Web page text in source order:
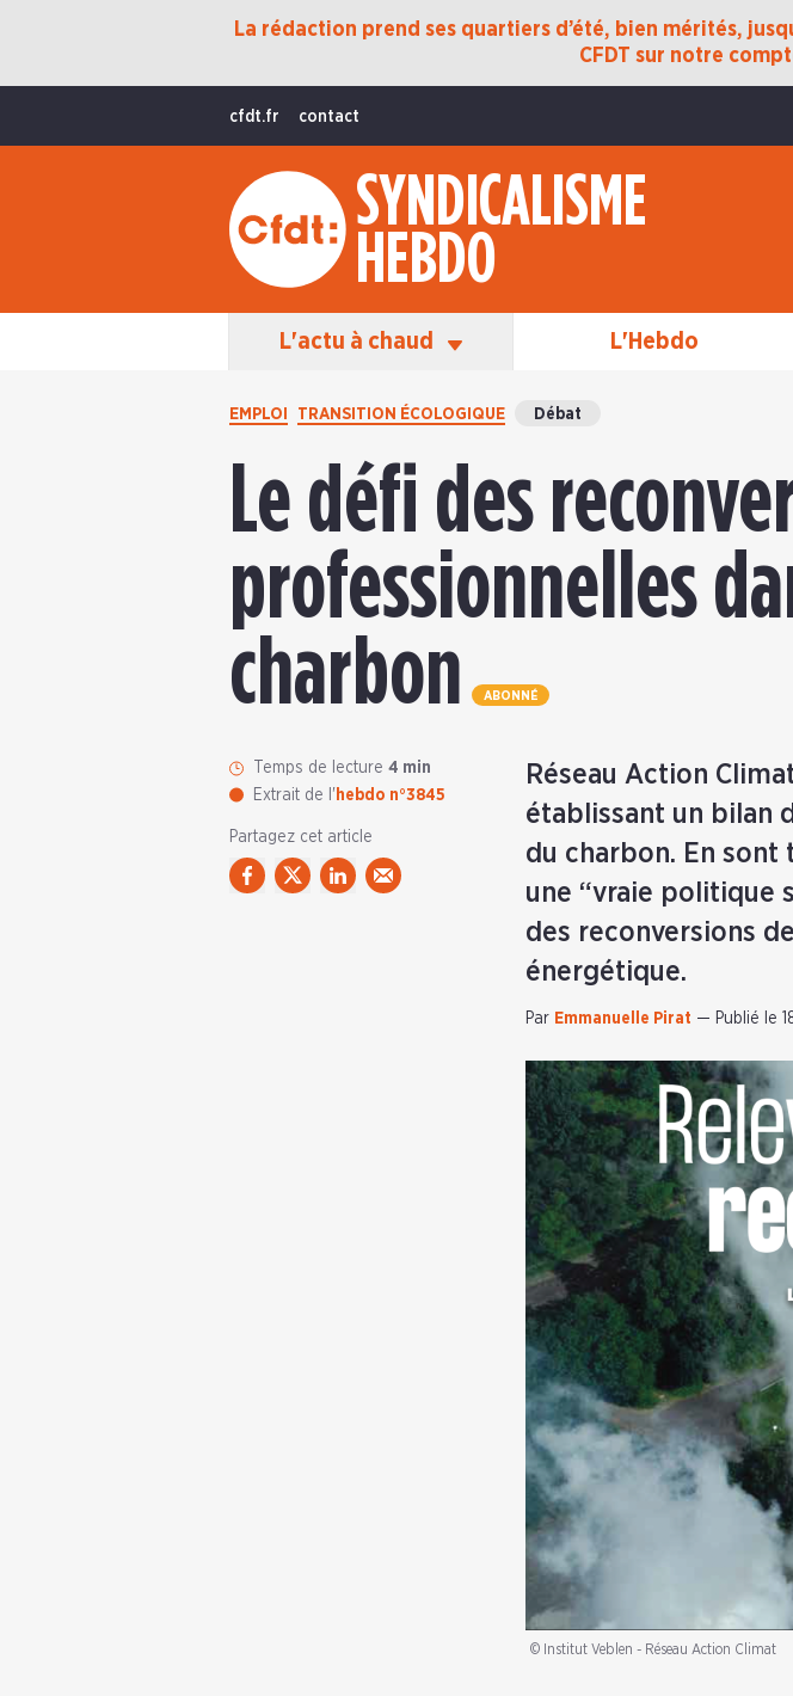
La rédaction prend ses quartiers d’été, bien mérités,
CFDT sur notre
cfdt.fr contact
SYNDICALISME
HEBDO
L'actu à chaud
Protection Sociale
International
La Vie De La CFDT
Les Équipes En Action L'Hebdo
EMPLOI TRANSITION ÉCOLOGIQUE Débat
Le défi des
professionnelles
charbon
ABONNÉ
Temps de lecture 4 min
Extrait de l' hebdo n°3845
Partagez cet article
Réseau Action
établissant un bilan
du charbon. En
une “vraie politique
des reconversions
énergétique.
Par Emmanuelle Pirat — Publié le
© Institut Veblen - Réseau Action Climat